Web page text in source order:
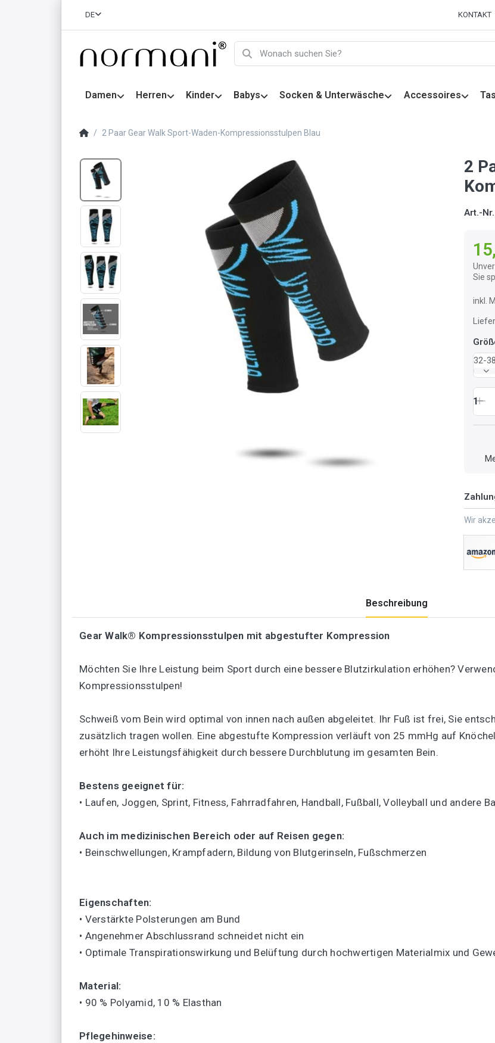
DE KONTAKT
Damen Herren Kinder Babys Socken & Unterwäsche Accessoires
2 Paar Gear Walk Sport-Waden-Kompressionsstulpen Blau
2
Art.-Nr.
Sie
inkl.
32-
1
Wir
Beschreibung
Gear Walk® Kompressionsstulpen mit abgestufter Kompression
Möchten Sie Ihre Leistung beim Sport durch eine bessere Blutzirkulation erhöhen?
Kompressionsstulpen!
Schweiß vom Bein wird optimal von innen nach außen abgeleitet. Ihr Fuß ist frei, Sie
zusätzlich tragen wollen. Eine abgestufte Kompression verläuft von 25 mmHg auf
erhöht Ihre Leistungsfähigkeit durch bessere Durchblutung im gesamten Bein.
Bestens geeignet für:
• Laufen, Joggen, Sprint, Fitness, Fahrradfahren, Handball, Fußball, Volleyball und andere
Auch im medizinischen Bereich oder auf Reisen gegen:
• Beinschwellungen, Krampfadern, Bildung von Blutgerinseln, Fußschmerzen
Eigenschaften:
• Verstärkte Polsterungen am Bund
• Angenehmer Abschlussrand schneidet nicht ein
• Optimale Transpirationswirkung und Belüftung durch hochwertigen Materialmix und
Material:
• 90 % Polyamid, 10 % Elasthan
Pflegehinweise: